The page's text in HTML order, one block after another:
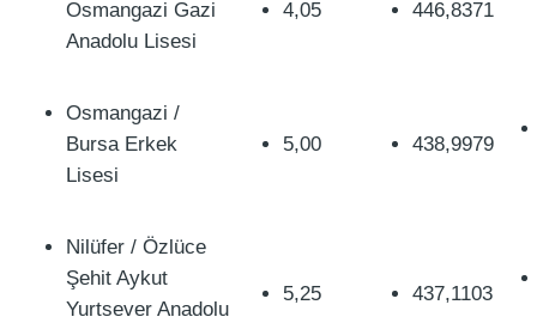
Osmangazi Gazi
Anadolu Lisesi
4,05 446,8371
Osmangazi /
Bursa Erkek
Lisesi
5,00 438,9979
Nilüfer / Özlüce
Şehit Aykut
Yurtsever Anadolu
5,25 437,1103